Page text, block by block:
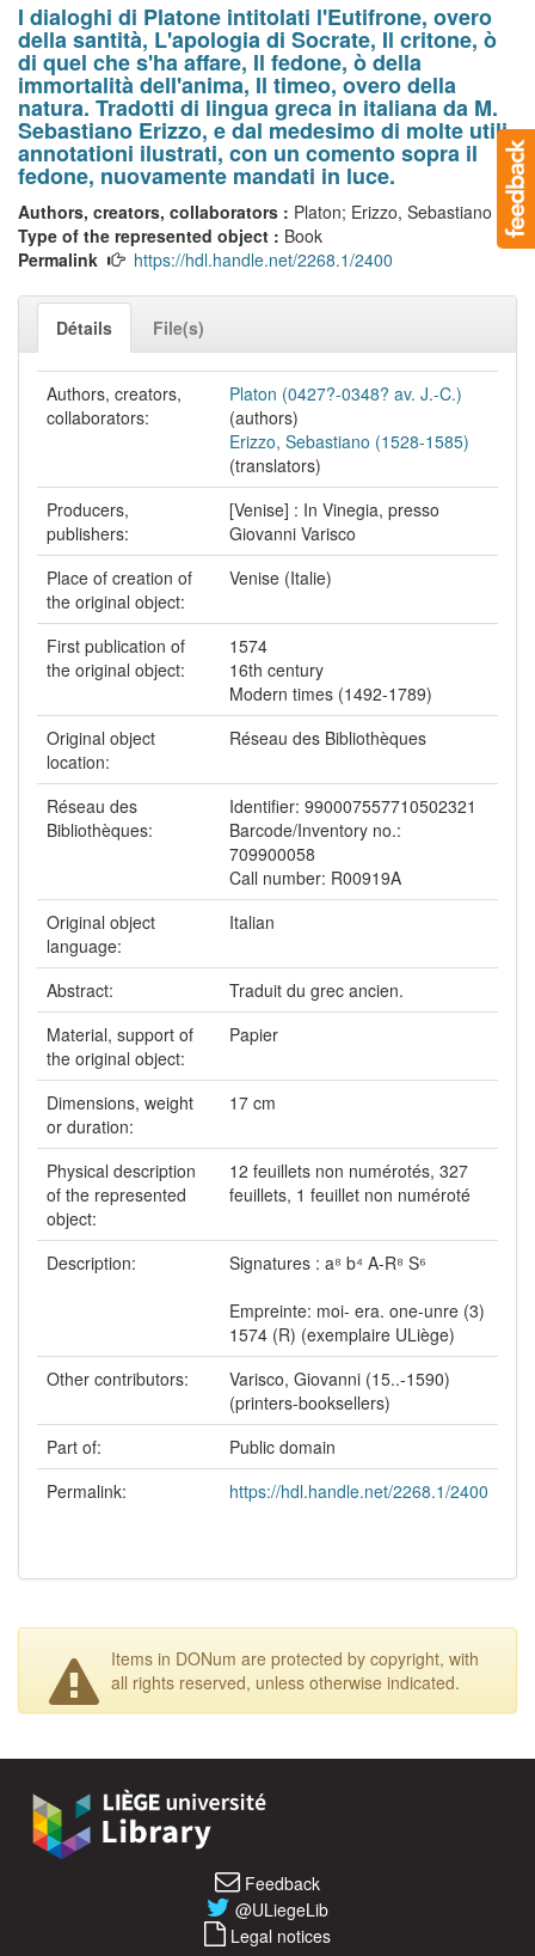
I dialoghi di Platone intitolati l'Eutifrone, overo
della santità, L'apologia di Socrate, Il critone, ò
di quel che s'ha affare, Il fedone, ò della
immortalità dell'anima, Il timeo, overo della
natura. Tradotti di lingua greca in italiana da M.
Sebastiano Erizzo, e dal medesimo di molte utili
annotationi ilustrati, con un comento sopra il
fedone, nuovamente mandati in luce.
Authors, creators, collaborators : Platon; Erizzo, Sebastiano
Type of the represented object : Book
Permalink
https://hdl.handle.net/2268.1/2400
Détails File(s)
Authors, creators,
collaborators:
Platon (0427?-0348? av. J.-C.)
(authors)
Erizzo, Sebastiano (1528-1585)
(translators)
Producers,
publishers:
[Venise] : In Vinegia, presso
Giovanni Varisco
Place of creation of
the original object:
Venise (Italie)
First publication of
the original object:
1574
16th century
Modern times (1492-1789)
Original object
location:
Réseau des Bibliothèques
Réseau des
Bibliothèques:
Identifier: 990007557710502321
Barcode/Inventory no.:
709900058
Call number: R00919A
Original object
language:
Italian
Abstract:
Traduit du grec ancien.
Material, support of
the original object:
Papier
Dimensions, weight
or duration:
17 cm
Physical description
of the represented
object:
12 feuillets non numérotés, 327
feuillets, 1 feuillet non numéroté
Description:
Signatures : a⁸ b⁴ A-R⁸ S⁶
Empreinte: moi- era. one-unre (3)
1574 (R) (exemplaire ULiège)
Other contributors:
Varisco, Giovanni (15..-1590)
(printers-booksellers)
Part of:
Public domain
Permalink:
https://hdl.handle.net/2268.1/2400
Items in DONum are protected by copyright, with
all rights reserved, unless otherwise indicated.
Feedback
@ULiegeLib
Legal notices